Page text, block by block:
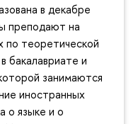
в декабре
преподают на
по теоретической
бакалавриате и
занимаются
иностранных
о языке и о